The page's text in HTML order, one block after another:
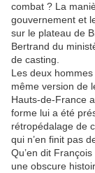
combat ? La
gouvernement et
sur le plateau de
Bertrand du
de casting.
Les deux
même version de
Hauts-de-France
forme lui a été
rétropédalage de
qui n’en finit pas
Qu’en dit
une obscure